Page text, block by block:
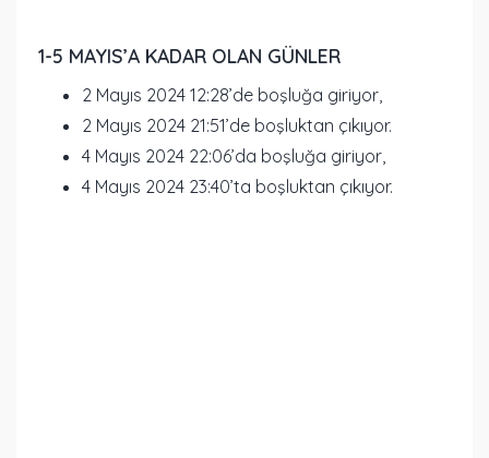
1-5 MAYIS’A KADAR OLAN GÜNLER
2 Mayıs 2024 12:28’de boşluğa giriyor,
2 Mayıs 2024 21:51’de boşluktan çıkıyor.
4 Mayıs 2024 22:06’da boşluğa giriyor,
4 Mayıs 2024 23:40’ta boşluktan çıkıyor.